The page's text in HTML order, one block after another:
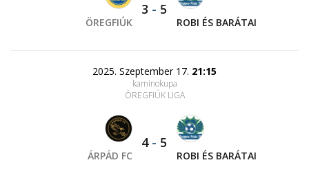
ÖREGFIÚK
3 - 5
ROBI ÉS BARÁTAI
2025. Szeptember 17. 21:15
kaminokupa
ÖREGFIÚK LIGA
ÁRPÁD FC
4- 5
ROBI ÉS BARÁTAI